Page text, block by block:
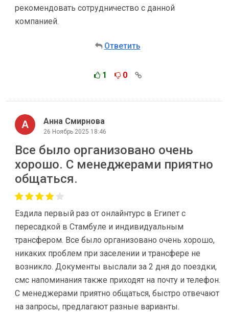
рекомендовать сотрудничество с данной
компанией.
Ответить
1 0
Анна Смирнова
26 Ноябрь 2025 18:46
Все было организовано очень
хорошо. С менеджерами приятно
общаться.
Ездила первый раз от онлайнтурс в Египет с
пересадкой в Стамбуле и индивидуальным
трансфером. Все было организовано очень хорошо,
никаких проблем при заселении и трансфере не
возникло. Документы выслали за 2 дня до поездки,
смс напоминания также приходят на почту и телефон.
С менеджерами приятно общаться, быстро отвечают
на запросы, предлагают разные варианты.